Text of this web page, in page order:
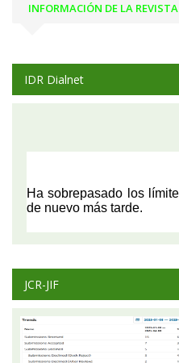
INFORMACIÓN DE LA REVISTA
IDR Dialnet
JCR-JIF